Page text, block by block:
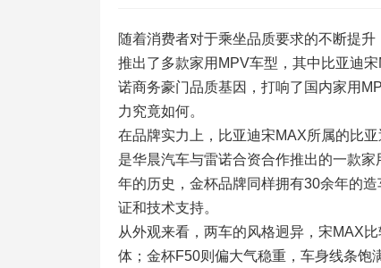
随着消费者对于乘坐品质要求的不断提
推出了多款家用MPV车型，其中比亚迪
诺商务豪门品质基因，打响了国内家用
力究竟如何。
在品牌实力上，比亚迪宋MAX所属的比
是华晨汽车与雷诺合资合作推出的一款
年的历史，金杯品牌同样拥有30余年的
证和技术支持。
从外观来看，两车的风格迥异，宋MAX
体；金杯F50则偏大气稳重，车身线条饱